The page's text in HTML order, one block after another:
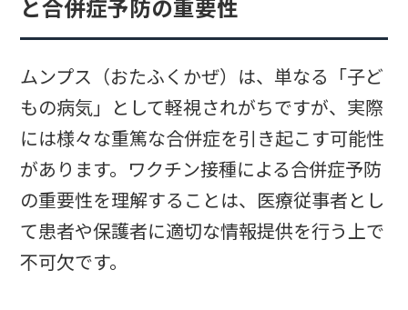
と合併症予防の重要性
ムンプス（おたふくかぜ）は、単なる「子ど
もの病気」として軽視されがちですが、実際
には様々な重篤な合併症を引き起こす可能性
があります。ワクチン接種による合併症予防
の重要性を理解することは、医療従事者とし
て患者や保護者に適切な情報提供を行う上で
不可欠です。